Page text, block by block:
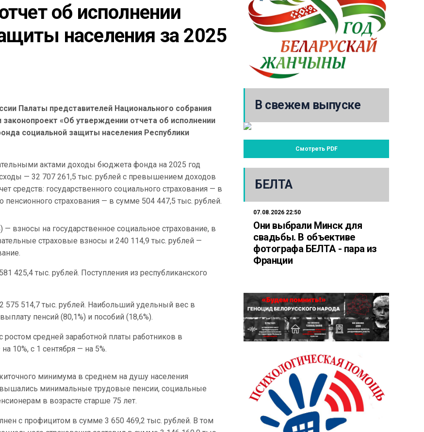
об исполнении
населения за 2025
Палаты представителей Национального собрания
«Об утверждении отчета об исполнении
социальной защиты населения Республики
актами доходы бюджета фонда на 2025 год
— 32 707 261,5 тыс. рублей с превышением доходов
средств: государственного социального страхования — в
страхования — в сумме 504 447,5 тыс. рублей.
взносы на государственное социальное страхование, в
страховые взносы и 240 114,9 тыс. рублей —
425,4 тыс. рублей. Поступления из республиканского
514,7 тыс. рублей. Наибольший удельный вес в
пенсий (80,1%) и пособий (18,6%).
ростом средней заработной платы работников в
10%, с 1 сентября — на 5%.
минимума в среднем на душу населения
минимальные трудовые пенсии, социальные
в возрасте старше 75 лет.
с профицитом в сумме 3 650 469,2 тыс. рублей. В том
В свежем выпуске
Смотреть PDF
БЕЛТА
07.08.2026 22:50
Они выбрали Минск для
свадьбы. В объективе
фотографа БЕЛТА - пара из
Франции